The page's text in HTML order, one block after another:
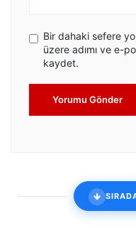
Bir dahaki sefere
üzere adımı ve e-
kaydet.
Yorumu Gönder